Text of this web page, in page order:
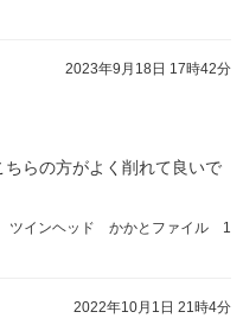
2023年9月18日 17時42分
らの方がよく削れて良いで
ツインヘッド かかとファイル 1
2022年10月1日 21時4分